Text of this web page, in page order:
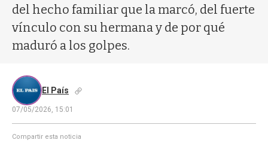
del hecho familiar que la marcó, del fuerte
vínculo con su hermana y de por qué
maduró a los golpes.
El País
07/05/2026, 15:01
Compartir esta noticia